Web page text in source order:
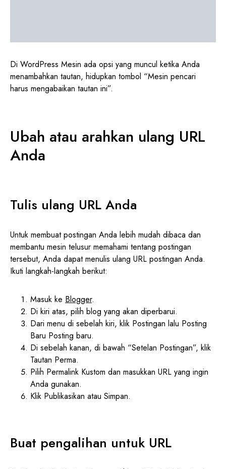
Di WordPress Mesin ada opsi yang muncul ketika Anda
menambahkan tautan, hidupkan tombol “Mesin pencari
harus mengabaikan tautan ini”.
Ubah atau arahkan ulang URL
Anda
Tulis ulang URL Anda
Untuk membuat postingan Anda lebih mudah dibaca dan
membantu mesin telusur memahami tentang postingan
tersebut, Anda dapat menulis ulang URL postingan Anda.
Ikuti langkah-langkah berikut:
Masuk ke Blogger.
Di kiri atas, pilih blog yang akan diperbarui.
Dari menu di sebelah kiri, klik Postingan lalu Posting
Baru Posting baru.
Di sebelah kanan, di bawah “Setelan Postingan”, klik
Tautan Perma.
Pilih Permalink Kustom dan masukkan URL yang ingin
Anda gunakan.
Klik Publikasikan atau Simpan.
Buat pengalihan untuk URL